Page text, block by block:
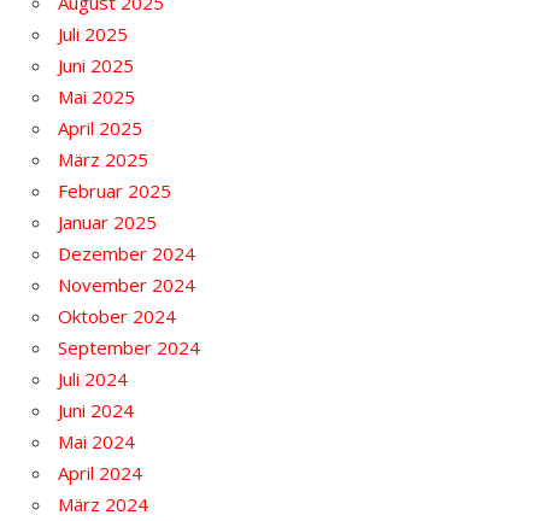
Juli 2025
Juni 2025
Mai 2025
April 2025
März 2025
Februar 2025
Januar 2025
Dezember 2024
November 2024
Oktober 2024
September 2024
Juli 2024
Juni 2024
Mai 2024
April 2024
März 2024